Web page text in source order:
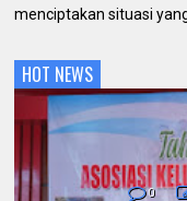
menciptakan situasi
HOT NEWS
0